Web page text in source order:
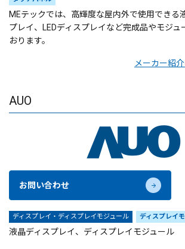
MEテックでは、高輝度な屋内外で使用できる
プレイ、LEDディスプレイなど完成品やモジュ
おります。
メーカー紹
AUO
お問い合わせ
ディスプレイ・ディスプレイモジュール ディスプレイ
液晶ディスプレイ、ディスプレイモジュール